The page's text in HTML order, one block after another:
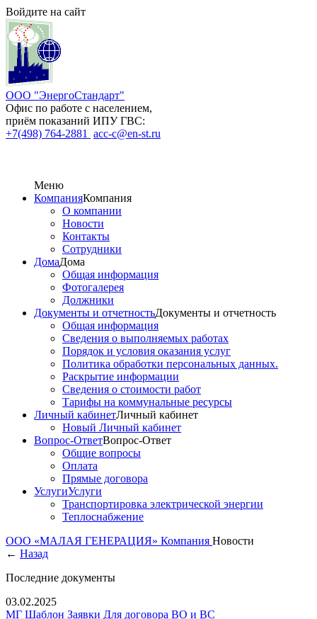
Войдите на сайт
ООО "ЭнергоСтандарт"
Офис по работе с населением,
приём показаний ИПУ ГВС:
+7(498) 764-2881
acc-c@en-st.ru
Меню
КомпанияКомпания
О компании
Новости
Контакты
Сотрудники
ДомаДома
Общая информация
Фотогалерея
Должники
Документы и отчетностьДокументы и отчетность
Общая информация
Сведения о выполняемых работах
Порядок и условия оказания услуг
Политика обработки персональных данных.
Раскрытие информации
Сведения о стоимости работ
Тарифы на коммунальные ресурсы
Личный кабинетЛичный кабинет
Новый Личный кабинет
Вопрос-ОтветВопрос-Ответ
Общие вопросы
Оплата
Прямые договора
УслугиУслуги
Транспортировка электрической энергии
Теплоснабжение
ООО «МАЛАЯ ГЕНЕРАЦИЯ» Компания Новости
← Назад
Последние документы
03.02.2025
МГ Шаблон Заявки Для договора ВО и ВС